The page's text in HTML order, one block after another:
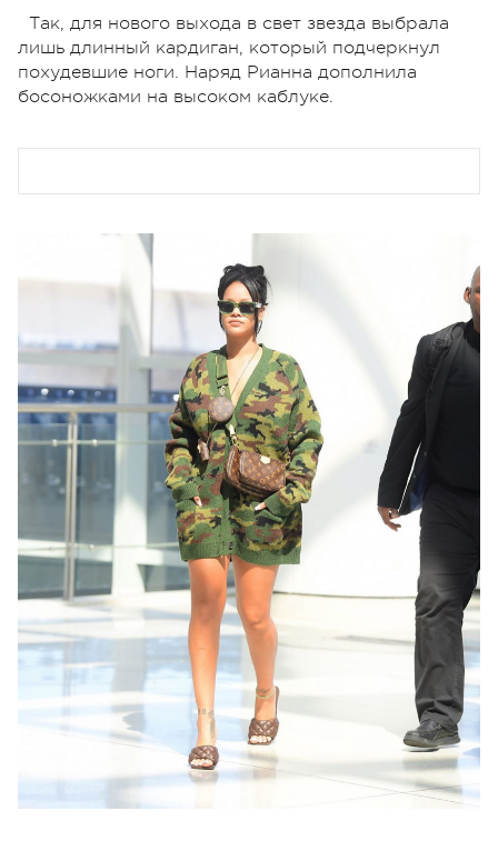
Так, для нового выхода в свет звезда выбрала
лишь длинный кардиган, который подчеркнул
похудевшие ноги. Наряд Рианна дополнила
босоножками на высоком каблуке.